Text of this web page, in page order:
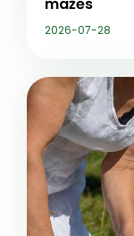
mažės
2026-07-28